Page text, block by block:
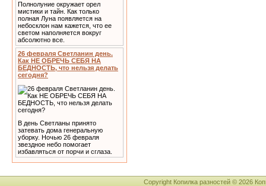
Полнолуние окружает орел
мистики и тайн. Как только
полная Луна появляется на
небосклон нам кажется, что ее
светом наполняется вокруг
абсолютно все.
26 февраля Светланин день.
Как НЕ ОБРЕЧЬ СЕБЯ НА
БЕДНОСТЬ, что нельзя делать
сегодня?
В день Светланы принято
затевать дома генеральную
уборку. Ночью 26 февраля
звездное небо помогает
избавляться от порчи и сглаза.
Copyright Копилка разностей © 2026